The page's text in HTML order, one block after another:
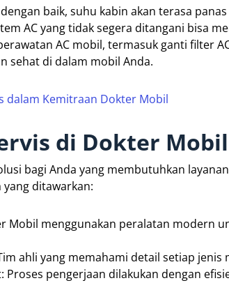
baik, suhu kabin akan terasa
AC yang tidak segera ditangani bisa
AC mobil, termasuk ganti filter
sehat di dalam mobil Anda.
dalam Kemitraan Dokter Mobil
di Dokter Mobil
bagi Anda yang membutuhkan
ditawarkan:
Mobil menggunakan peralatan modern
ahli yang memahami detail setiap
Proses pengerjaan dilakukan dengan